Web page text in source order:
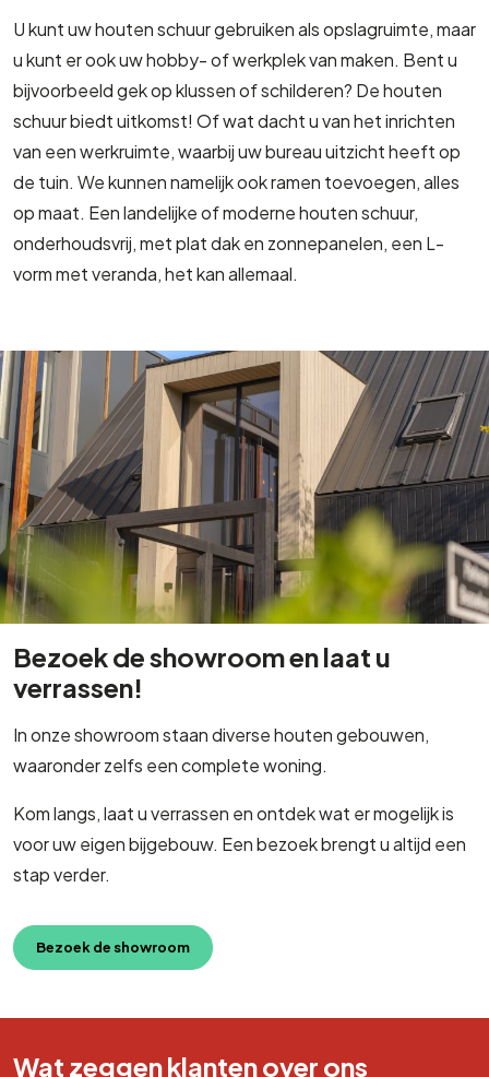
U kunt uw houten schuur gebruiken als opslagruimte, maar
u kunt er ook uw hobby- of werkplek van maken. Bent u
bijvoorbeeld gek op klussen of schilderen? De houten
schuur biedt uitkomst! Of wat dacht u van het inrichten
van een werkruimte, waarbij uw bureau uitzicht heeft op
de tuin. We kunnen namelijk ook ramen toevoegen, alles
op maat. Een landelijke of moderne houten schuur,
onderhoudsvrij, met plat dak en zonnepanelen, een L-
vorm met veranda, het kan allemaal.
Bezoek de showroom en laat u
verrassen!
In onze showroom staan diverse houten gebouwen,
waaronder zelfs een complete woning.
Kom langs, laat u verrassen en ontdek wat er mogelijk is
voor uw eigen bijgebouw. Een bezoek brengt u altijd een
stap verder.
Bezoek de showroom
Wat zeggen klanten over ons